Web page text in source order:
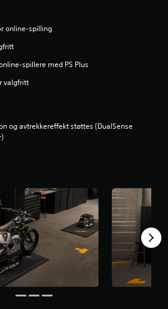
online-spilling
spillere med PS Plus
valgfritt
og avtrekkereffekt støttes (DualSense